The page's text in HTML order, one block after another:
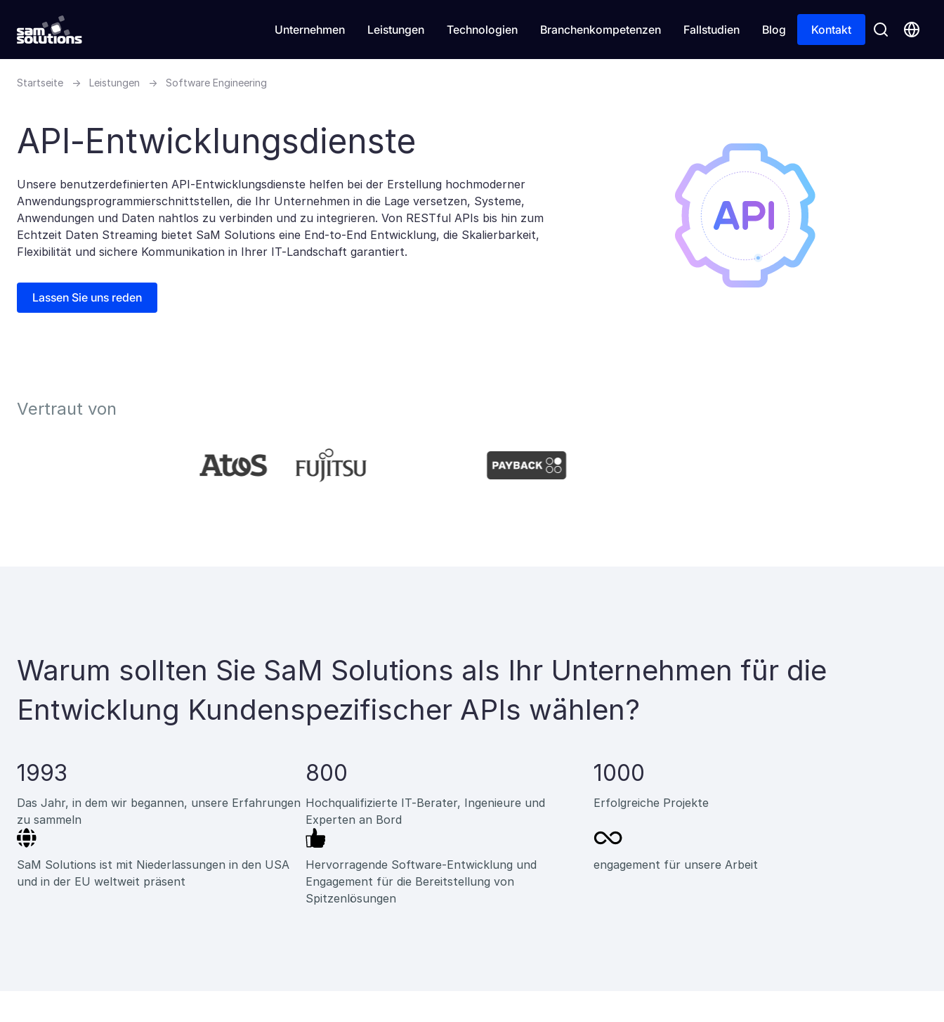
Unternehmen Leistungen Technologien Branchenkompetenzen Fallstudien Blog Kontakt
Startseite → Leistungen → Software Engineering
API-Entwicklungsdienste
Unsere benutzerdefinierten API-Entwicklungsdienste helfen bei der Erstellung hochmoderner
Anwendungsprogrammierschnittstellen, die Ihr Unternehmen in die Lage versetzen, Systeme,
Anwendungen und Daten nahtlos zu verbinden und zu integrieren. Von RESTful APIs bis hin zum
Echtzeit Daten Streaming bietet SaM Solutions eine End-to-End Entwicklung, die Skalierbarkeit,
Flexibilität und sichere Kommunikation in Ihrer IT-Landschaft garantiert.
Lassen Sie uns reden
Vertraut von
Warum sollten Sie SaM Solutions als Ihr Unternehmen für die
Entwicklung Kundenspezifischer APIs wählen?
1993
Das Jahr, in dem wir begannen, unsere Erfahrungen
zu sammeln
800
Hochqualifizierte IT-Berater, Ingenieure und
Experten an Bord
1000
Erfolgreiche Projekte
SaM Solutions ist mit Niederlassungen in den USA
und in der EU weltweit präsent
Hervorragende Software-Entwicklung und
Engagement für die Bereitstellung von
Spitzenlösungen
engagement für unsere Arbeit